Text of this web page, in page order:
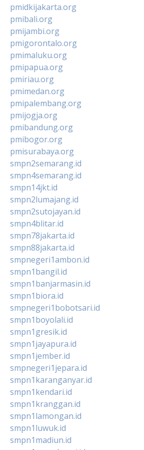
pmidkijakarta.org
pmibali.org
pmijambi.org
pmigorontalo.org
pmimaluku.org
pmipapua.org
pmiriau.org
pmimedan.org
pmipalembang.org
pmijogja.org
pmibandung.org
pmibogor.org
pmisurabaya.org
smpn2semarang.id
smpn4semarang.id
smpn14jkt.id
smpn2lumajang.id
smpn2sutojayan.id
smpn4blitar.id
smpn78jakarta.id
smpn88jakarta.id
smpnegeri1ambon.id
smpn1bangil.id
smpn1banjarmasin.id
smpn1biora.id
smpnegeri1bobotsari.id
smpn1boyolali.id
smpn1gresik.id
smpn1jayapura.id
smpn1jember.id
smpnegeri1jepara.id
smpn1karanganyar.id
smpn1kendari.id
smpn1kranggan.id
smpn1lamongan.id
smpn1luwuk.id
smpn1madiun.id